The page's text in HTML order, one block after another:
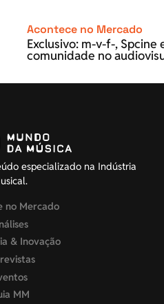
Acontece no Mercado
Exclusivo: m-v-f-,
comunidade no
especializado na Indústria
no Mercado
& Inovação
MM